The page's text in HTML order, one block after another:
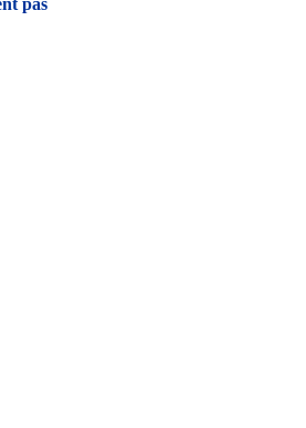
pas